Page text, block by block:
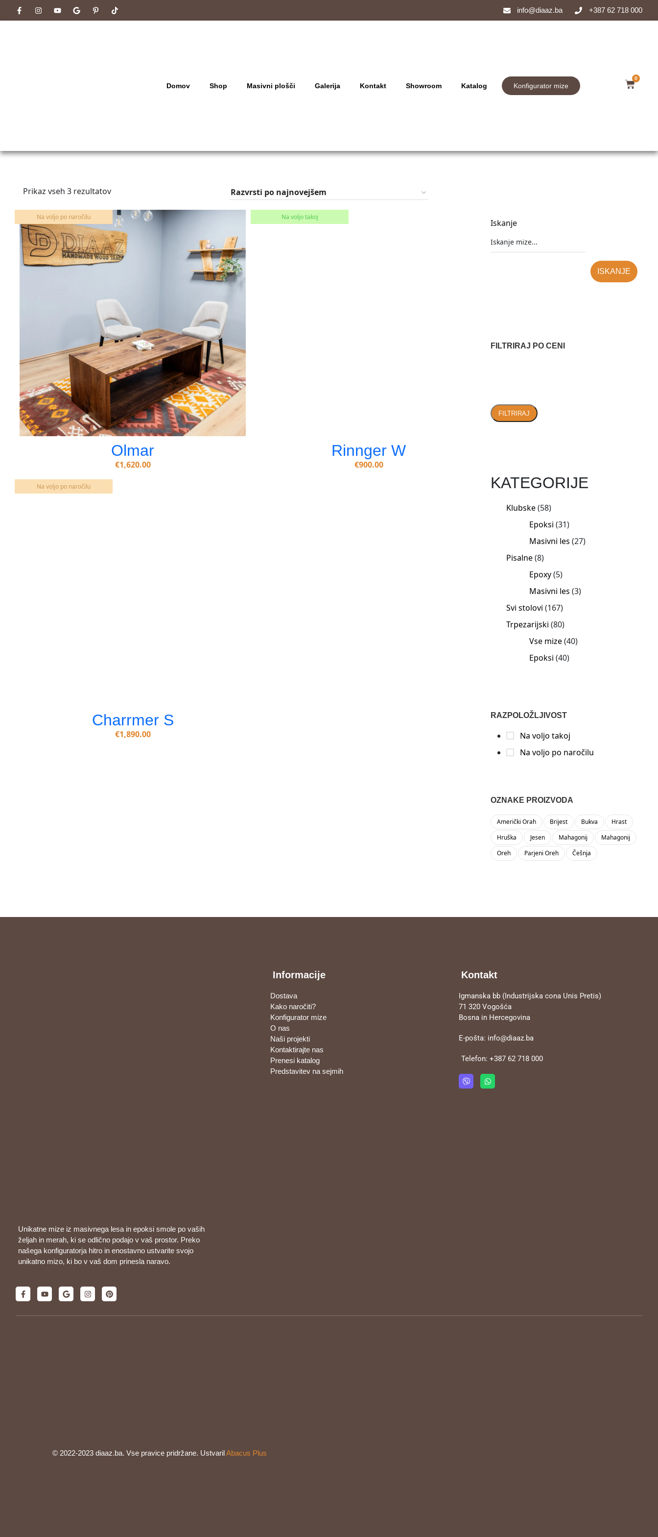
info@diaaz.ba +387 62 718 000
Domov Shop Masivni plošči Galerija Kontakt Showroom Katalog Konfigurator mize
0
Prikaz vseh 3 rezultatov
Olmar
€1,620.00
Na voljo po naročilu
Rinnger W
€900.00
Na voljo takoj
Charrmer S
€1,890.00
Na voljo po naročilu
Iskanje
ISKANJE
FILTRIRAJ PO CENI
FILTRIRAJ
KATEGORIJE
Klubske 58
Epoksi 31
Masivni les 27
Pisalne 8
Epoxy 5
Masivni les 3
Svi stolovi 167
Trpezarijski 80
Vse mize 40
Epoksi 40
RAZPOLOŽLJIVOST
Na voljo takoj
Na voljo po naročilu
OZNAKE PROIZVODA
Američki Orah Brijest Bukva
Hrast
Hruška
Jesen Mahagonij
Mahagonij
Oreh
Parjeni Oreh Češnja
Unikatne mize iz masivnega lesa in epoksi smole po vaših
željah in merah, ki se odlično podajo v vaš prostor. Preko
našega konfiguratorja hitro in enostavno ustvarite svojo
unikatno mizo, ki bo v vaš dom prinesla naravo.
Informacije
Dostava
Kako naročiti?
Konfigurator mize
O nas
Naši projekti
Kontaktirajte nas
Prenesi katalog
Predstavitev na sejmih
Kontakt
Igmanska bb (Industrijska cona Unis Pretis)
71 320 Vogošća
Bosna in Hercegovina
E-pošta: info@diaaz.ba
Telefon:+387 62 718 000
© 2022-2023 diaaz.ba. Vse pravice pridržane. UstvarilAbacus Plus